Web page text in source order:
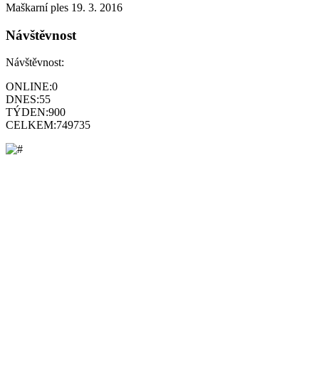
Maškarní ples 19. 3. 2016
Návštěvnost
Návštěvnost:
ONLINE:0
DNES:55
TÝDEN:900
CELKEM:749735